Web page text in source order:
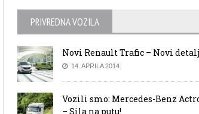
PRIVREDNA VOZILA
Novi Renault Trafic – Novi
14. APRILA 2014.
Vozili smo: Mercedes-Benz
– Sila na putu!